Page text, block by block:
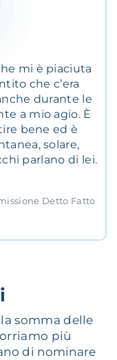
mi è piaciuta
che c’era
durante le
a mio agio. È
bene ed è
solare,
parlano di lei.
Detto Fatto
somma delle
più
di nominare